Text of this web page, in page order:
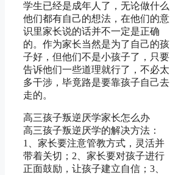
学生已经是成年人了，无论做什么
他们都有自己的想法，在他们的意
识里家长说的话并不一定是正确
的。作为家长当然是为了自己的孩
子好，但他们不是小孩子了，只要
告诉他们一些道理就行了，不必太
多干涉，毕竟路是要靠孩子自己去
走的。
高三孩子叛逆厌学家长怎么办
高三孩子叛逆厌学的解决方法：
1、家长要注意管教方式，灵活并
带着关切；2、家长要对孩子进行
正面鼓励，让孩子建立自信；3、